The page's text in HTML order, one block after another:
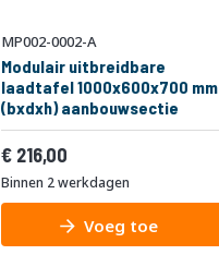
MP002-0002-A
Modulair uitbreidbare
laadtafel 1000x600x700 mm
(bxdxh) aanbouwsectie
216,00
Binnen 2 werkdagen
Voeg toe